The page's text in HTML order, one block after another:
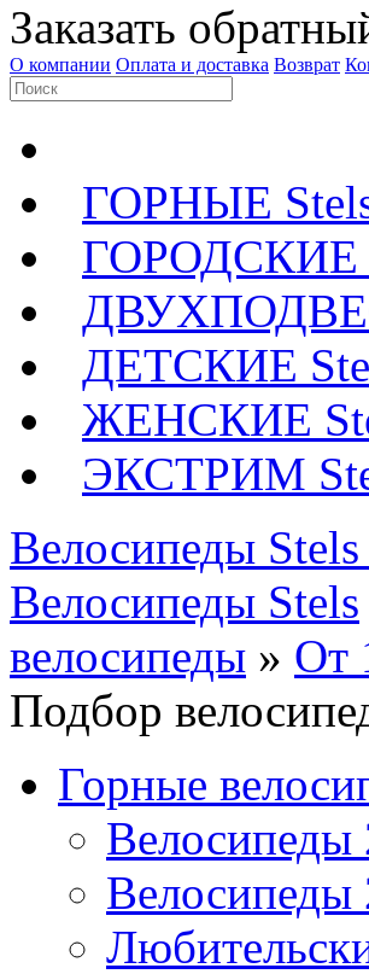
Заказать
О компании Оплата и доставка Возврат
ГОРНЫЕ
ГОРОДСКИЕ
ДЕТСКИЕ
ЖЕНСКИЕ
ЭКСТРИМ
Велосипеды
Велосипеды Stels
велосипеды » От
Подбор
Горные
Велосипеды
Велосипеды